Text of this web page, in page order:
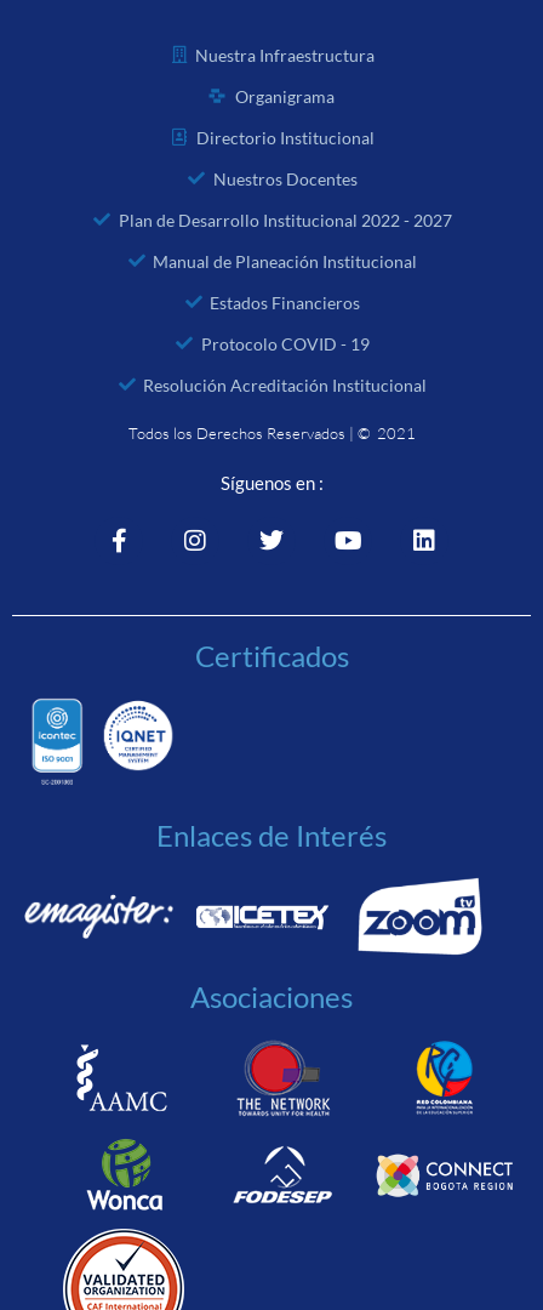
Nuestra Infraestructura
Organigrama
Directorio Institucional
Nuestros Docentes
Plan de Desarrollo Institucional 2022 - 2027
Manual de Planeación Institucional
Estados Financieros
Protocolo COVID - 19
Resolución Acreditación Institucional
Todos los Derechos Reservados | © 2021
Síguenos en :
Certificados
Enlaces de Interés
Asociaciones